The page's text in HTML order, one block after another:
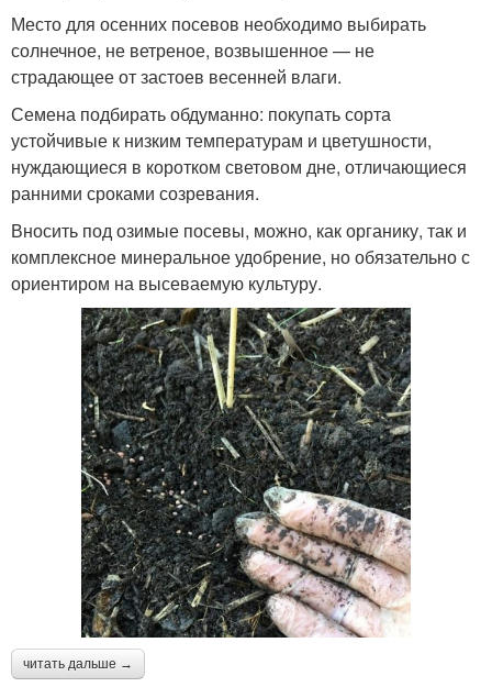
Место для осенних посевов необходимо выбирать
солнечное, не ветреное, возвышенное — не
страдающее от застоев весенней влаги.
Семена подбирать обдуманно: покупать сорта
устойчивые к низким температурам и цветушности,
нуждающиеся в коротком световом дне, отличающиеся
ранними сроками созревания.
Вносить под озимые посевы, можно, как органику, так и
комплексное минеральное удобрение, но обязательно с
ориентиром на высеваемую культуру.
читать дальше →